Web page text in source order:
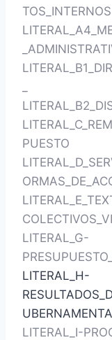
TOS_INTERNOS
PUESTO
LITERAL_G-
LITERAL_H-
LITERAL_I-